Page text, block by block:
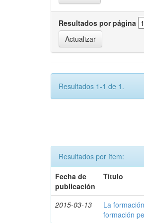
Resultados por página
Resultados 1-1 de 1.
Resultados por ítem:
Fecha de
publicación
Título
2015-03-13
La
formación